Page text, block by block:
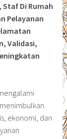
Di Rumah
Pelayanan
Validasi,
ekonomi, dan